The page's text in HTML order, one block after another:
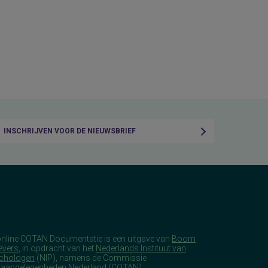
INSCHRIJVEN VOOR DE NIEUWSBRIEF
COTAN Documentatie is een uitgave van Boom
, in opdracht van het Nederlands Instituut van
(NIP), namens de Commissie